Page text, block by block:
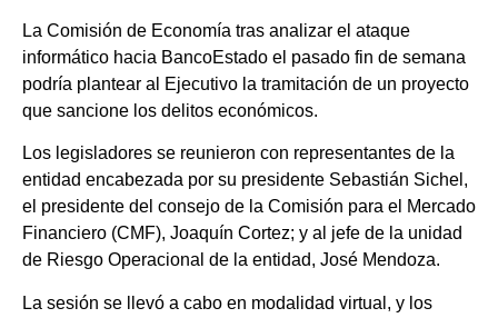
La Comisión de Economía tras analizar el ataque
informático hacia BancoEstado el pasado fin de semana
podría plantear al Ejecutivo la tramitación de un proyecto
que sancione los delitos económicos.
Los legisladores se reunieron con representantes de la
entidad encabezada por su presidente Sebastián Sichel,
el presidente del consejo de la Comisión para el Mercado
Financiero (CMF), Joaquín Cortez; y al jefe de la unidad
de Riesgo Operacional de la entidad, José Mendoza.
La sesión se llevó a cabo en modalidad virtual, y los